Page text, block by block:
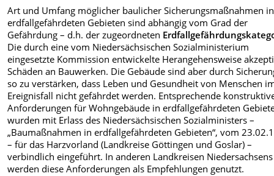
Art und Umfang möglicher baulicher Sicherungsmaßnahmen in
erdfallgefährdeten Gebieten sind abhängig vom Grad der
Gefährdung – d.h. der zugeordneten
Die durch eine vom Niedersächsischen Sozialministerium
eingesetzte Kommission entwickelte Herangehensweise
Schäden an Bauwerken. Die Gebäude sind aber durch
so zu verstärken, dass Leben und Gesundheit von Menschen
Ereignisfall nicht gefährdet werden. Entsprechende
Anforderungen für Wohngebäude in erdfallgefährdeten
wurden mit Erlass des Niedersächsischen Sozialministers –
„Baumaßnahmen in erdfallgefährdeten Gebieten“, vom
– für das Harzvorland (Landkreise Göttingen und Goslar) –
verbindlich eingeführt. In anderen Landkreisen Niedersachsens
werden diese Anforderungen als Empfehlungen genutzt.